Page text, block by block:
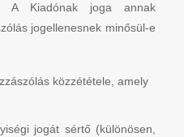
A Kiadónak joga annak
jogellenesnek minősül-e
közzététele, amely
jogát sértő (különösen,